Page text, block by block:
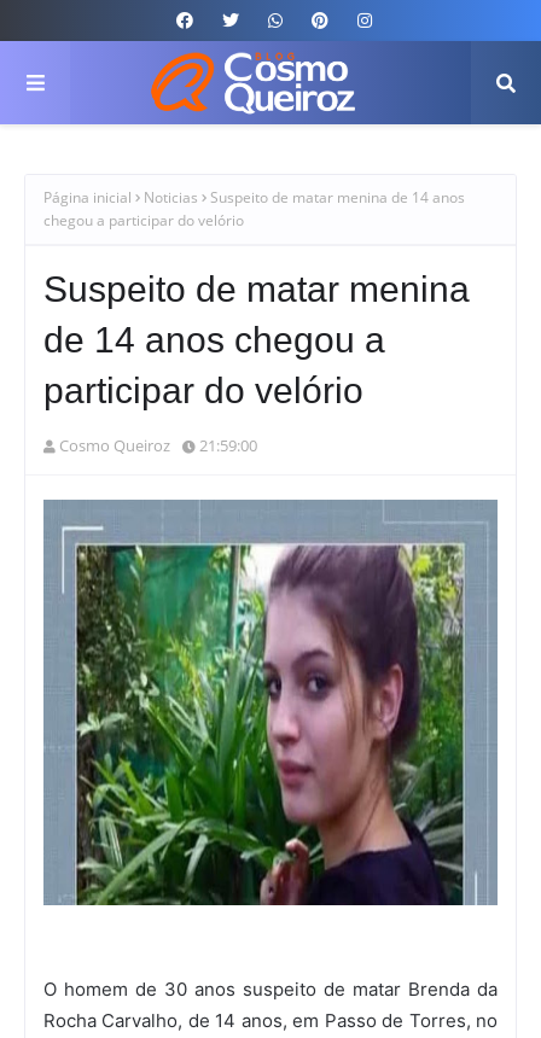
Página inicial Noticias
Suspeito de matar menina de 14 anos
chegou a participar do velório
Suspeito de matar menina
de 14 anos chegou a
participar do velório
Cosmo Queiroz 21:59:00
O homem de 30 anos suspeito de matar Brenda da
Rocha Carvalho, de 14 anos, em Passo de Torres, no